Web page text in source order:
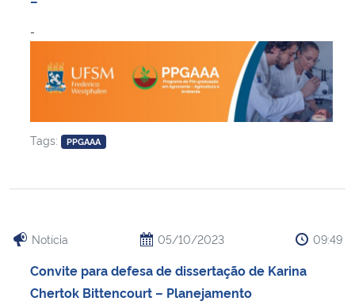
Ministério de Minas e Energia
Ministério da Ciência, Tecnologia, Inovações e Comunicações
Ministério do Desenvolvimento Regional
-
Tags: PPGAAA
Notícia 05/10/2023 09:49
Convite para defesa de dissertação de Karina
Chertok Bittencourt – Planejamento